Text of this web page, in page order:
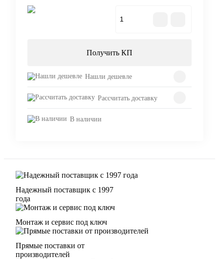
Получить КП
Нашли дешевле
Рассчитать доставку
В наличии
Надежный поставщик с 1997
года
Монтаж и сервис под ключ
Прямые поставки от
производителей